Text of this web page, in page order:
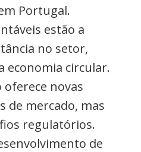
Portugal.
estão a
no setor,
economia circular.
oferece novas
de mercado, mas
regulatórios.
de